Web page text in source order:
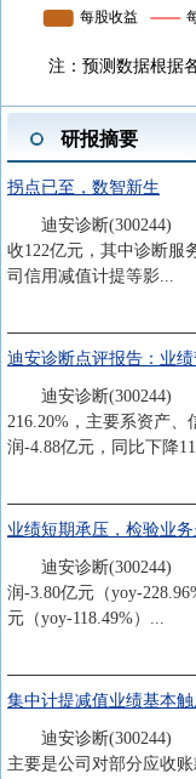
注：预测数据根据
研报摘要
拐点已至，数智新生
迪安诊断(300244) 投
收122亿元，其中诊断服
司信用减值计提等影...
迪安诊断点评报告：业
迪安诊断(300244) 事
216.20%，主要系资产
润-4.88亿元，同比下降
业绩短期承压，检验业
迪安诊断(300244) 事
润-3.80亿元（yoy-
元（yoy-118.49%）...
集中计提减值业绩基本
迪安诊断(300244) 结
主要是公司对部分应收